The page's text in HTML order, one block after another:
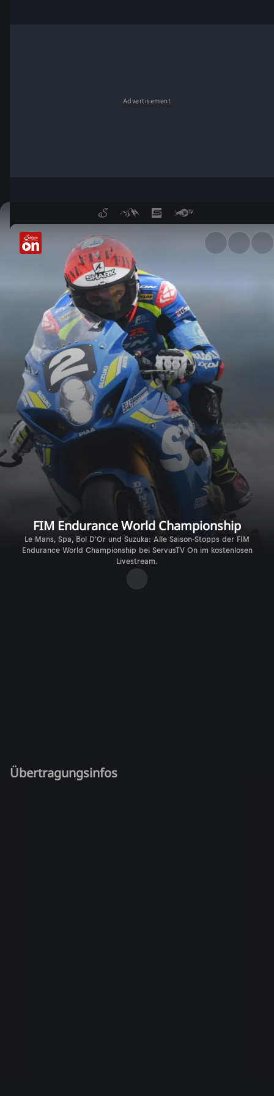
Advertisement
FIM EWC: Kostenloser
FIM Endurance World Championship
Le Mans, Spa, Bol D'Or und Suzuka: Alle Saison-Stopps der FIM
Endurance World Championship bei ServusTV On im kostenlosen
Livestream.
Übertragungsinfos